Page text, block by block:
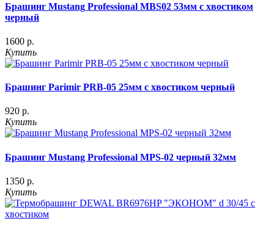
Брашинг Mustang Professional MBS02 53мм с хвостиком
черный
1600 р.
Купить
Брашинг Parimir PRB-05 25мм с хвостиком черный
920 р.
Купить
Брашинг Mustang Professional MPS-02 черный 32мм
1350 р.
Купить